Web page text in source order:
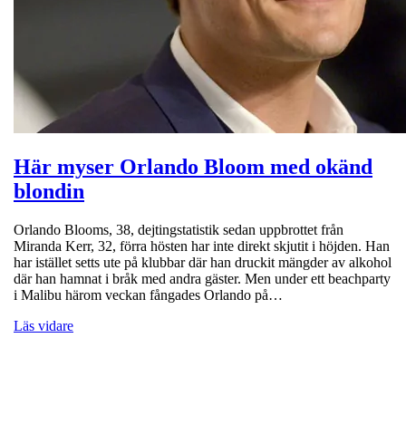
Här myser Orlando Bloom med okänd
blondin
Orlando Blooms, 38, dejtingstatistik sedan uppbrottet från
Miranda Kerr, 32, förra hösten har inte direkt skjutit i höjden. Han
har istället setts ute på klubbar där han druckit mängder av alkohol
där han hamnat i bråk med andra gäster. Men under ett beachparty
i Malibu härom veckan fångades Orlando på…
Läs vidare